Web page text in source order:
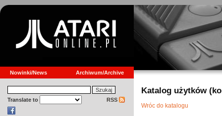
Nowinki/News Archiwum/Archive
Translate to RSS
Katalog użytków
Wróc do katalogu